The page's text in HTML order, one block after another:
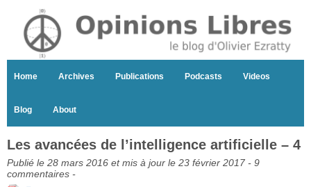
Home Archives Publications Podcasts Videos
Blog About
Les avancées de l’intelligence artificielle – 4
Publié le 28 mars 2016 et mis à jour le 23 février 2017 - 9
commentaires -